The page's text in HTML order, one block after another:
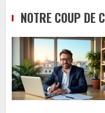
NOTRE COUP DE